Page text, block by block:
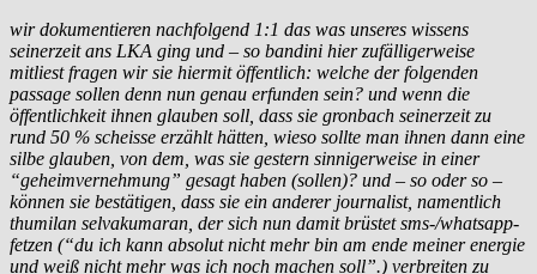
wir dokumentieren nachfolgend 1:1 das was unseres wissens
seinerzeit ans LKA ging und – so bandini hier zufälligerweise
mitliest fragen wir sie hiermit öffentlich: welche der folgenden
passage sollen denn nun genau erfunden sein? und wenn die
öffentlichkeit ihnen glauben soll, dass sie gronbach seinerzeit zu
rund 50 % scheisse erzählt hätten, wieso sollte man ihnen dann eine
silbe glauben, von dem, was sie gestern sinnigerweise in einer
“geheimvernehmung” gesagt haben (sollen)? und – so oder so –
können sie bestätigen, dass sie ein anderer journalist, namentlich
thumilan selvakumaran, der sich nun damit brüstet sms-/whatsapp-
fetzen (“du ich kann absolut nicht mehr bin am ende meiner energie
und weiß nicht mehr was ich noch machen soll”.) verbreiten zu